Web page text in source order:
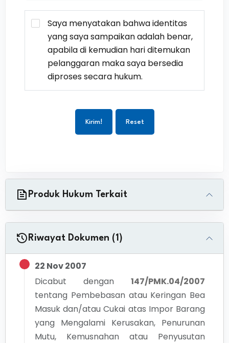
Saya menyatakan bahwa identitas
yang saya sampaikan adalah benar,
apabila di kemudian hari ditemukan
pelanggaran maka saya bersedia
diproses secara hukum.
Kirim! Reset
Produk Hukum Terkait
Riwayat Dokumen (1)
22 Nov 2007
Dicabut dengan
147/PMK.04/2007
tentang Pembebasan atau Keringan Bea
Masuk dan/atau Cukai atas Impor Barang
yang Mengalami Kerusakan, Penurunan
Mutu, Kemusnahan atau Penyusutan